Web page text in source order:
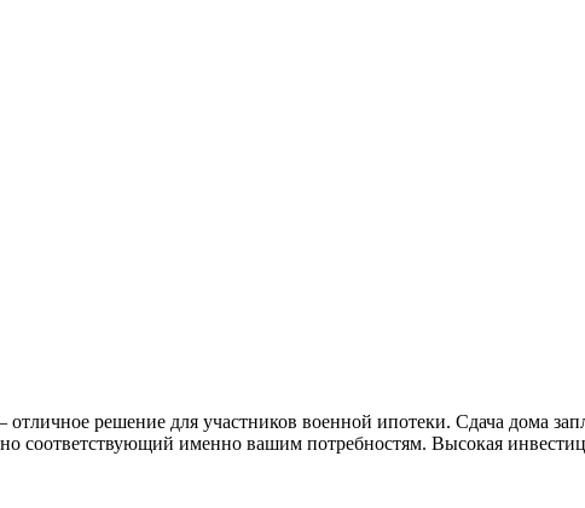
решение для участников военной ипотеки. Сдача дома
соответствующий именно вашим потребностям. Высокая